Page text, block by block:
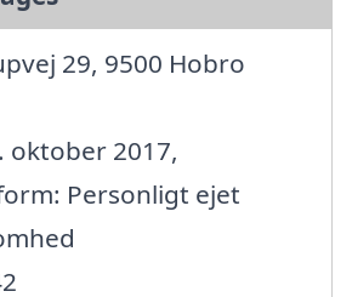
29, 9500 Hobro
oktober 2017,
Personligt ejet